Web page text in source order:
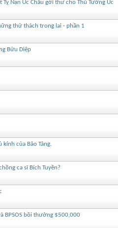
Tỵ Nạn Úc Châu gởi thư cho Thủ Tướng Úc
thử thách trong lai - phần 1
Bửu Diệp
của Bảo Tàng.
ca sĩ Bích Tuyền?
BPSOS bồi thường $500,000